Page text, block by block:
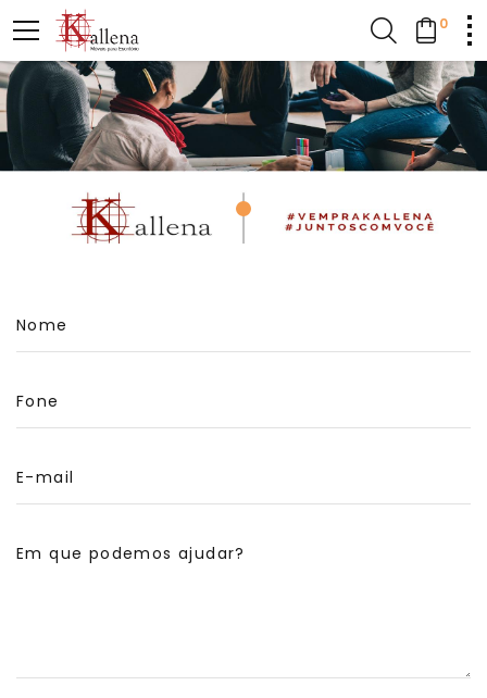
0
Nome
Fone
E-mail
Em que podemos ajudar?